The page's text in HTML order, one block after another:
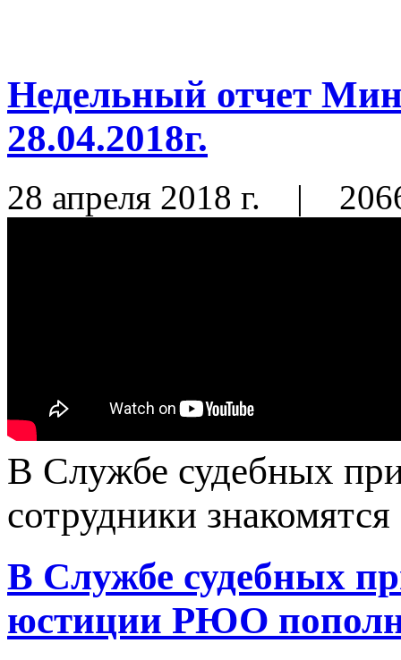
Недельный отчет
28.04.2018г.
28 апреля 2018 г. |
В Службе судебных
сотрудники
В Службе судебных
юстиции РЮО